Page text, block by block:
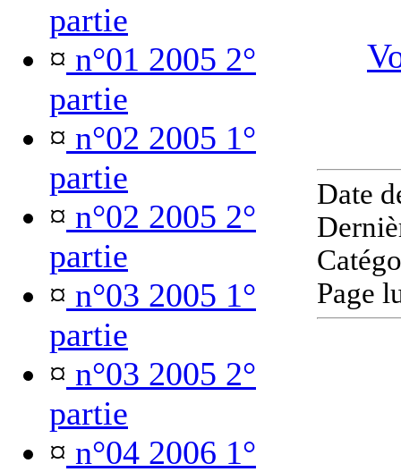
partie
¤ n°01 2005 2°
partie
¤ n°02 2005 1°
partie
¤ n°02 2005 2°
partie
¤ n°03 2005 1°
partie
¤ n°03 2005 2°
partie
¤ n°04 2006 1°
Date
Page